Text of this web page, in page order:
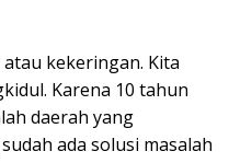
kekeringan. Kita
Karena 10 tahun
daerah yang
ada solusi masalah